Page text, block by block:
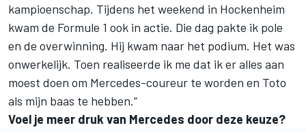
kampioenschap. Tijdens het weekend in Hockenheim
kwam de Formule 1 ook in actie. Die dag pakte ik pole
en de overwinning. Hij kwam naar het podium. Het was
onwerkelijk. Toen realiseerde ik me dat ik er alles aan
moest doen om Mercedes-coureur te worden en Toto
als mijn baas te hebben.”
Voel je meer druk van Mercedes door deze keuze?